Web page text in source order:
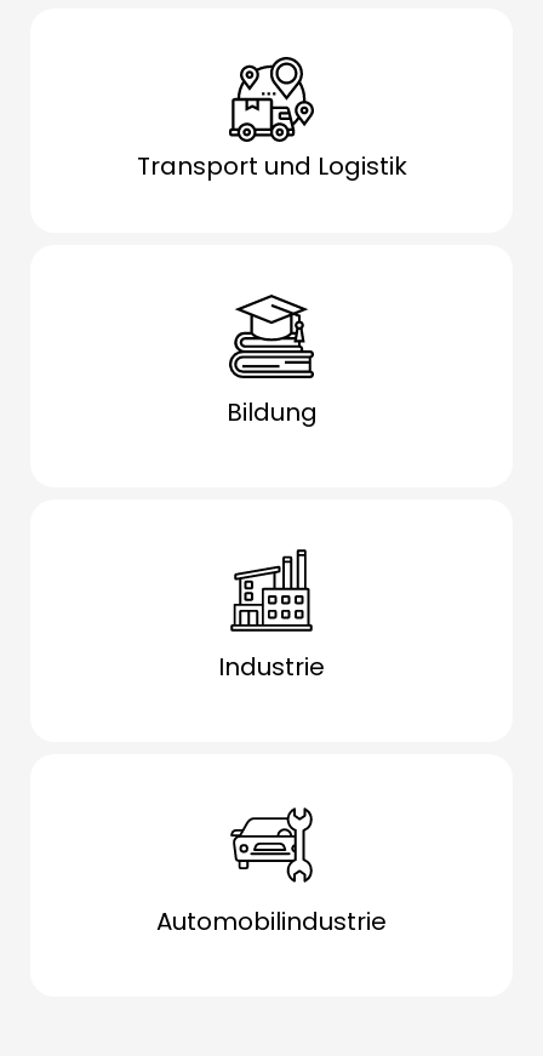
Transport und Logistik
Bildung
Industrie
Automobilindustrie